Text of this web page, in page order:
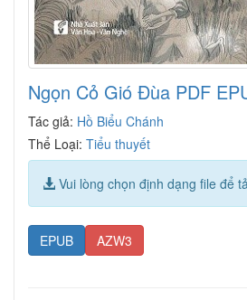
Ngọn Cỏ Gió Đùa PDF
Tác giả: Hồ Biểu Chánh
Thể Loại: Tiểu thuyết
Vui lòng chọn định dạng file để
EPUB AZW3